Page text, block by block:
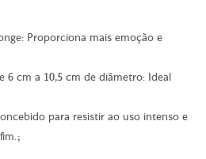
Proporciona mais emoção e
6 cm a 10,5 cm de diâmetro: Ideal
para resistir ao uso intenso e